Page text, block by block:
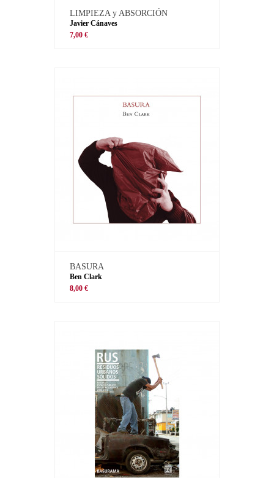
LIMPIEZA y ABSORCIÓN
Javier Cánaves
7,00 €
BASURA
Ben Clark
8,00 €